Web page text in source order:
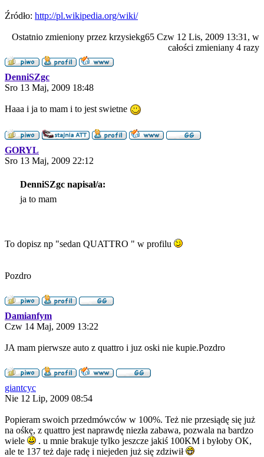
Źródło: http://pl.wikipedia.org/wiki/
Ostatnio zmieniony przez krzysiekg65 Czw 12 Lis, 2009 13:31, w
całości zmieniany 4 razy
DenniSZgc
Sro 13 Maj, 2009 18:48
Haaa i ja to mam i to jest swietne
GORYL
Sro 13 Maj, 2009 22:12
DenniSZgc napisał/a:
ja to mam
To dopisz np "sedan QUATTRO " w profilu
Pozdro
Damianfym
Czw 14 Maj, 2009 13:22
JA mam pierwsze auto z quattro i juz oski nie kupie.Pozdro
giantcyc
Nie 12 Lip, 2009 08:54
Popieram swoich przedmówców w 100%. Też nie przesiądę się już
na ośkę, z quattro jest naprawdę niezła zabawa, pozwala na bardzo
wiele
. u mnie brakuje tylko jeszcze jakiś 100KM i byłoby OK,
ale te 137 też daje radę i niejeden już się zdziwił